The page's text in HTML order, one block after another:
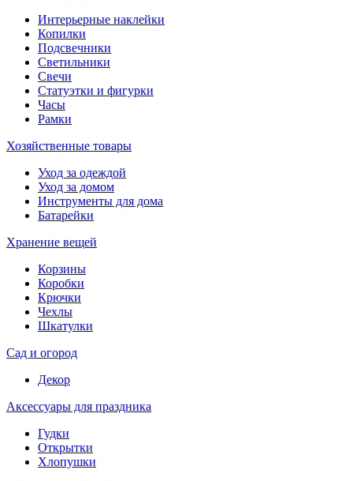
Интерьерные наклейки
Копилки
Подсвечники
Светильники
Свечи
Статуэтки и фигурки
Часы
Рамки
Хозяйственные товары
Уход за одеждой
Уход за домом
Инструменты для дома
Батарейки
Хранение вещей
Корзины
Коробки
Крючки
Чехлы
Шкатулки
Сад и огород
Декор
Аксессуары для праздника
Гудки
Открытки
Хлопушки